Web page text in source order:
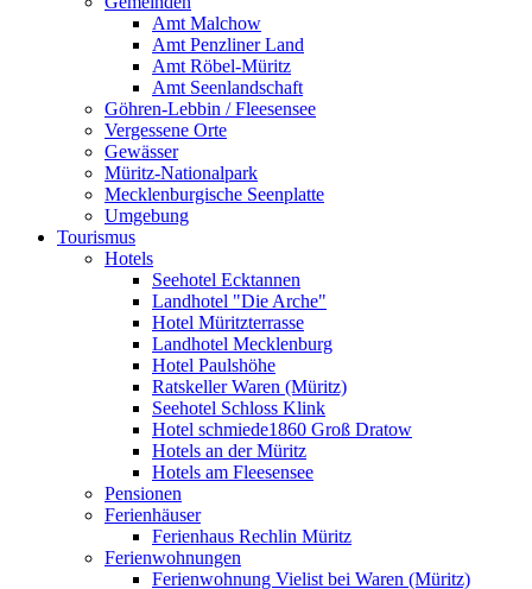
Amt Malchow
Amt Penzliner Land
Amt Röbel-Müritz
Amt Seenlandschaft
Göhren-Lebbin / Fleesensee
Vergessene Orte
Gewässer
Müritz-Nationalpark
Mecklenburgische Seenplatte
Umgebung
Tourismus
Hotels
Seehotel Ecktannen
Landhotel "Die Arche"
Hotel Müritzterrasse
Landhotel Mecklenburg
Hotel Paulshöhe
Ratskeller Waren (Müritz)
Seehotel Schloss Klink
Hotel schmiede1860 Groß Dratow
Hotels an der Müritz
Hotels am Fleesensee
Pensionen
Ferienhäuser
Ferienhaus Rechlin Müritz
Ferienwohnungen
Ferienwohnung Vielist bei Waren (Müritz)